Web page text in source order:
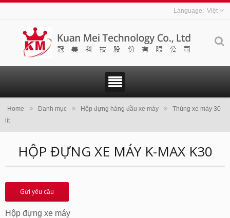
Việt
Home Danh mục Hộp đựng hàng đầu xe máy
Thùng xe máy 30
lít
HỘP ĐỰNG XE MÁY K-MAX K30
Gửi yêu cầu
Hộp đựng xe máy